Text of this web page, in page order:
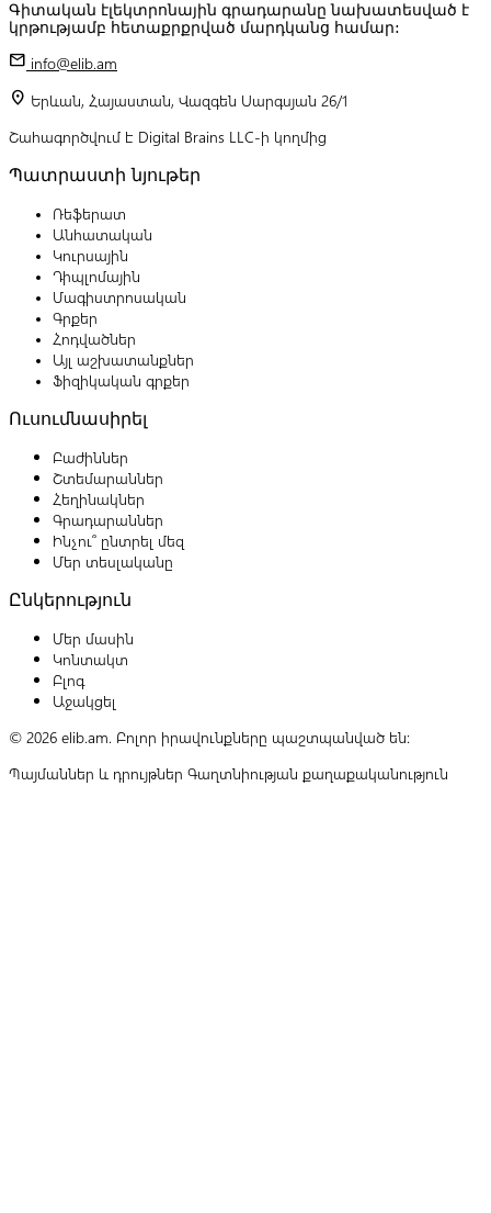
Գիտական էլեկտրոնային գրադարանը նախատեսված է
կրթությամբ հետաքրքրված մարդկանց համար:
mail info@elib.am
location_on Երևան, Հայաստան, Վազգեն Սարգսյան 26/1
Շահագործվում է Digital Brains LLC-ի կողմից
Պատրաստի նյութեր
Ռեֆերատ
Անհատական
Կուրսային
Դիպլոմային
Մագիստրոսական
Գրքեր
Հոդվածներ
Այլ աշխատանքներ
Ֆիզիկական գրքեր
Ուսումնասիրել
Բաժիններ
Շտեմարաններ
Հեղինակներ
Գրադարաններ
Ինչու՞ ընտրել մեզ
Մեր տեսլականը
Ընկերություն
Մեր մասին
Կոնտակտ
Բլոգ
Աջակցել
© 2026 elib.am. Բոլոր իրավունքները պաշտպանված են:
Պայմաններ և դրույթներ Գաղտնիության քաղաքականություն